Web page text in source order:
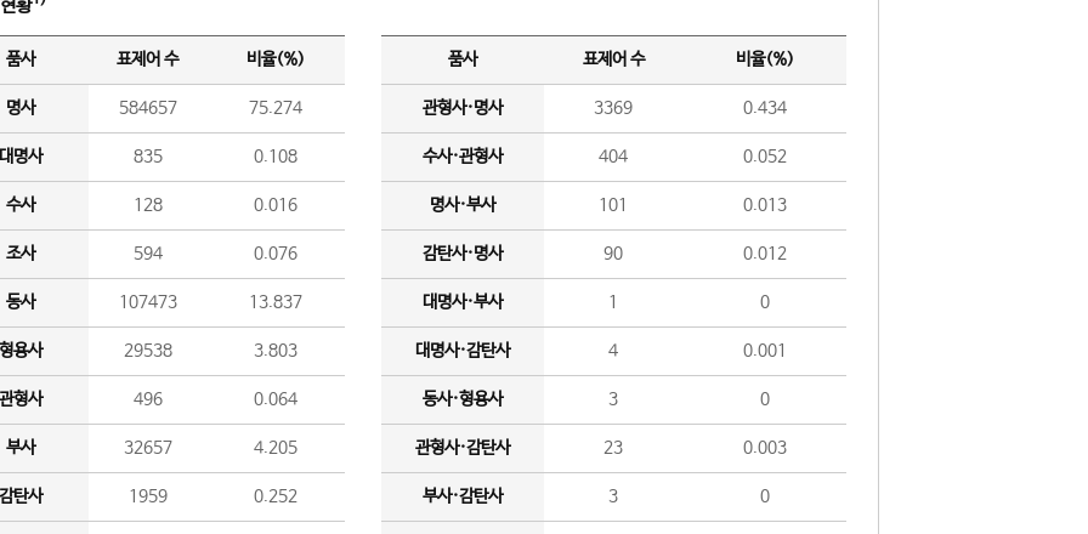
황
품사 표제어 수 비율(%)
명사 584657 75.274
명사 835 0.108
수사 128 0.016
조사 594 0.076
동사 107473 13.837
용사 29538 3.803
형사 496 0.064
부사 32657 4.205
탄사 1959 0.252
품사 표제어 수 비율(%)
관형사·명사 3369 0.434
수사·관형사 404 0.052
명사·부사 101 0.013
감탄사·명사 90 0.012
대명사·부사 1 0
대명사·감탄사 4 0.001
동사·형용사 3 0
관형사·감탄사 23 0.003
부사·감탄사 3 0